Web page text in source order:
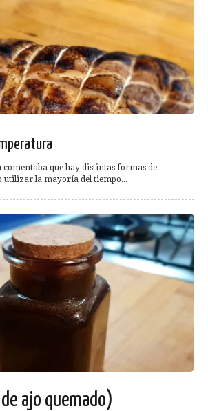
comentaba que hay distintas formas de
utilizar la mayoría del tiempo...
ajo quemado)